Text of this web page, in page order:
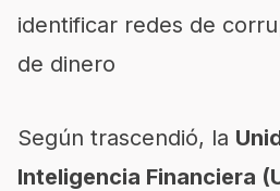
identificar redes de
de dinero
Según trascendió, la
Inteligencia Financiera